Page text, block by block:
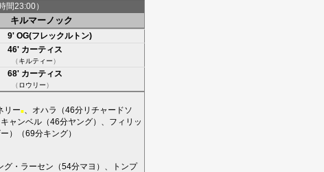
間23:00）
キルマーノック
9' OG(フレックルトン)
46' カーティス
（キルティー）
68' カーティス
（ロウリー）
リー■ オハラ （46分リチャードソ
キャンベル （46分ヤング）、 フィリッ
）（69分キング）
グ・ラーセン （54分マヨ ）、
トンプ